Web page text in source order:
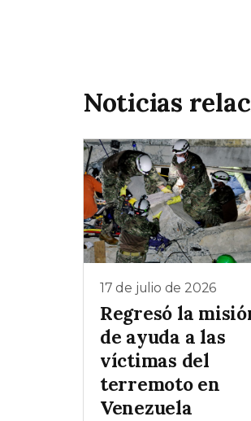
Noticias
17 de julio de 2026
Regresó la
de ayuda a las
víctimas del
terremoto en
Venezuela